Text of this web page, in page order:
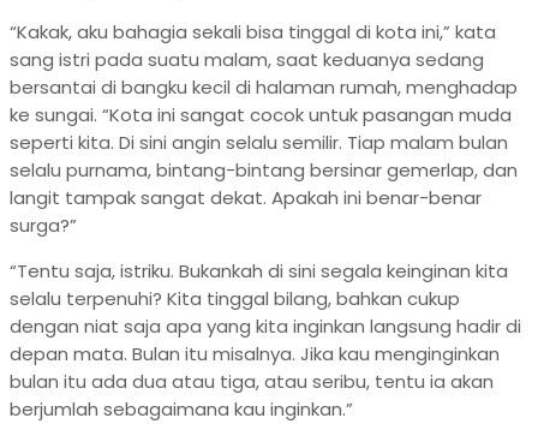
“Kakak, aku bahagia sekali bisa tinggal di kota ini,” kata
sang istri pada suatu malam, saat keduanya sedang
bersantai di bangku kecil di halaman rumah, menghadap
ke sungai. “Kota ini sangat cocok untuk pasangan muda
seperti kita. Di sini angin selalu semilir. Tiap malam bulan
selalu purnama, bintang-bintang bersinar gemerlap, dan
langit tampak sangat dekat. Apakah ini benar-benar
surga?”
“Tentu saja, istriku. Bukankah di sini segala keinginan kita
selalu terpenuhi? Kita tinggal bilang, bahkan cukup
dengan niat saja apa yang kita inginkan langsung hadir di
depan mata. Bulan itu misalnya. Jika kau menginginkan
bulan itu ada dua atau tiga, atau seribu, tentu ia akan
berjumlah sebagaimana kau inginkan.”